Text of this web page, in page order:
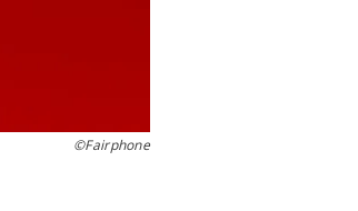
©Fairphone